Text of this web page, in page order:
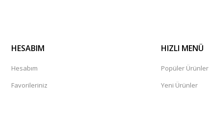
HESABIM
Hesabım
Favorileriniz
HIZLI MENÜ
Popüler Ürünler
Yeni Ürünler